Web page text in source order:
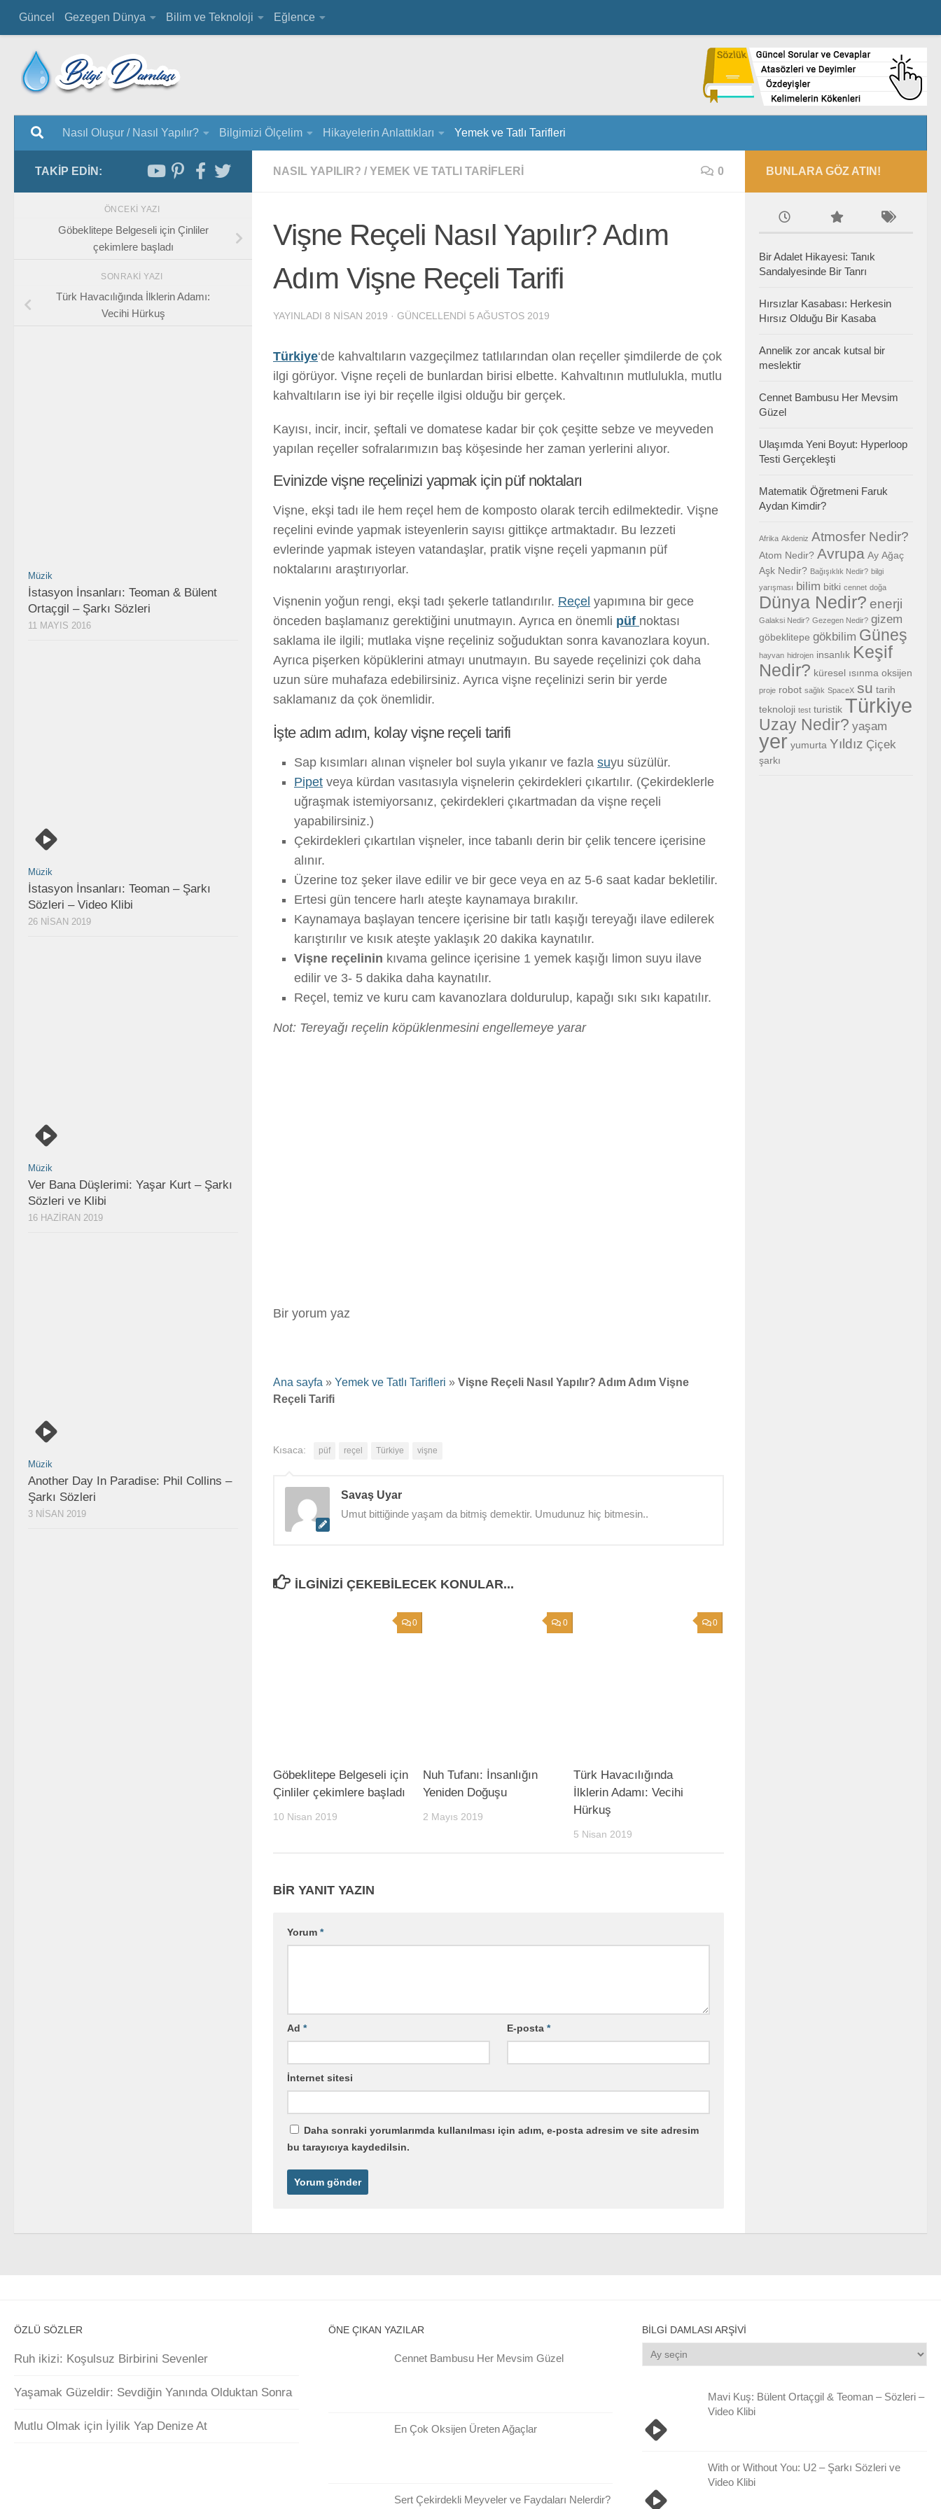
Güncel Gezegen Dünya Bilim ve Teknoloji Eğlence
Nasıl Oluşur / Nasıl Yapılır? Bilgimizi Ölçelim Hikayelerin Anlattıkları Yemek ve Tatlı Tarifleri
NASIL YAPILIR? / YEMEK VE TATLI TARIFLERI 0
Vişne Reçeli Nasıl Yapılır? Adım
Adım Vişne Reçeli Tarifi
YAYINLADI 8 NISAN 2019 · GÜNCELLENDI 5 AĞUSTOS 2019
Türkiye‘de kahvaltıların vazgeçilmez tatlılarından olan reçeller şimdilerde de çok
ilgi görüyor. Vişne reçeli de bunlardan birisi elbette. Kahvaltının mutlulukla, mutlu
kahvaltıların ise iyi bir reçelle ilgisi olduğu bir gerçek.
Kayısı, incir, incir, şeftali ve domatese kadar bir çok çeşitte sebze ve meyveden
yapılan reçeller sofralarımızın baş köşesinde her zaman yerlerini alıyor.
Evinizde vişne reçelinizi yapmak için püf noktaları
Vişne, ekşi tadı ile hem reçel hem de komposto olarak tercih edilmektedir. Vişne
reçelini evinde yapmak isteyenlerin sayısı gittikçe artmaktadır. Bu lezzeti
evlerinde yapmak isteyen vatandaşlar, pratik vişne reçeli yapmanın püf
noktalarını araştırıyorlar.
Vişnenin yoğun rengi, ekşi tadı şekerle tatlandırılır. Reçel yapımına bir gece
önceden başlamanız gerektiğini unutmayın. Ayrıca en önemli püf noktası
saklama ile ilgili; mutlaka vişne reçeliniz soğuduktan sonra kavanozlara koyun.
Ayrıca pişerken köpüklerini atmayı unutmayın. Bu sayede reçelinizi çok daha
uzun süre muhafaza edebilirsiniz. Ayrıca vişne reçelinizi serin bir yerde
saklamanız da çok önemlidir.
İşte adım adım, kolay vişne reçeli tarifi
Sap kısımları alınan vişneler bol suyla yıkanır ve fazla suyu süzülür.
Pipet veya kürdan vasıtasıyla vişnelerin çekirdekleri çıkartılır. (Çekirdeklerle
uğraşmak istemiyorsanız, çekirdekleri çıkartmadan da vişne reçeli
yapabilirsiniz.)
Çekirdekleri çıkartılan vişneler, ince tabanlı derin bir çelik tencere içerisine
alınır.
Üzerine toz şeker ilave edilir ve bir gece veya en az 5-6 saat kadar bekletilir.
Ertesi gün tencere harlı ateşte kaynamaya bırakılır.
Kaynamaya başlayan tencere içerisine bir tatlı kaşığı tereyağı ilave edilerek
karıştırılır ve kısık ateşte yaklaşık 20 dakika kaynatılır.
Vişne reçelinin kıvama gelince içerisine 1 yemek kaşığı limon suyu ilave
edilir ve 3- 5 dakika daha kaynatılır.
Reçel, temiz ve kuru cam kavanozlara doldurulup, kapağı sıkı sıkı kapatılır.
Not: Tereyağı reçelin köpüklenmesini engellemeye yarar
Bir yorum yaz
Ana sayfa » Yemek ve Tatlı Tarifleri » Vişne Reçeli Nasıl Yapılır? Adım Adım Vişne
Reçeli Tarifi
Kısaca: püf reçel Türkiye vişne
Savaş Uyar
Umut bittiğinde yaşam da bitmiş demektir. Umudunuz hiç bitmesin..
İLGINIZI ÇEKEBILECEK KONULAR...
0
Göbeklitepe Belgeseli için
Çinliler çekimlere başladı
10 Nisan 2019
0
Nuh Tufanı: İnsanlığın
Yeniden Doğuşu
2 Mayıs 2019
0
Türk Havacılığında
İlklerin Adamı: Vecihi
Hürkuş
5 Nisan 2019
BIR YANIT YAZIN
Yorum *
Ad * E-posta*
İnternet sitesi
Daha sonraki yorumlarımda kullanılması için adım, e-posta adresim ve site adresim
bu tarayıcıya kaydedilsin.
TAKIP EDIN:
ÖNCEKI YAZI
Göbeklitepe Belgeseli için Çinliler
çekimlere başladı
SONRAKI YAZI
Türk Havacılığında İlklerin Adamı:
Vecihi Hürkuş
Müzik
İstasyon İnsanları: Teoman & Bülent
Ortaçgil – Şarkı Sözleri
11 MAYIS 2016
Müzik
İstasyon İnsanları: Teoman – Şarkı
Sözleri – Video Klibi
26 NISAN 2019
Müzik
Ver Bana Düşlerimi: Yaşar Kurt – Şarkı
Sözleri ve Klibi
16 HAZIRAN 2019
Müzik
Another Day In Paradise: Phil Collins –
Şarkı Sözleri
3 NISAN 2019
BUNLARA GÖZ ATIN!
Bir Adalet Hikayesi: Tanık
Sandalyesinde Bir Tanrı
Hırsızlar Kasabası: Herkesin
Hırsız Olduğu Bir Kasaba
Annelik zor ancak kutsal bir
meslektir
Cennet Bambusu Her Mevsim
Güzel
Ulaşımda Yeni Boyut: Hyperloop
Testi Gerçekleşti
Matematik Öğretmeni Faruk
Aydan Kimdir?
Afrika Akdeniz Atmosfer Nedir?
Atom Nedir? Avrupa Ay Ağaç
Aşk Nedir? Bağışıklık Nedir? bilgi
yarışması bilim bitki cennet doğa
Dünya Nedir? enerji
Galaksi Nedir? Gezegen Nedir? gizem
göbeklitepe gökbilim Güneş
hayvan hidrojen insanlık Keşif
Nedir? küresel ısınma oksijen
proje robot sağlık SpaceX su tarih
teknoloji test turistik Türkiye
Uzay Nedir? yaşam
yer yumurta Yıldız Çiçek
şarkı
ÖZLÜ SÖZLER
Ruh ikizi: Koşulsuz Birbirini Sevenler
Yaşamak Güzeldir: Sevdiğin Yanında Olduktan Sonra
Mutlu Olmak için İyilik Yap Denize At
ÖNE ÇIKAN YAZILAR
Cennet Bambusu Her Mevsim Güzel
En Çok Oksijen Üreten Ağaçlar
Sert Çekirdekli Meyveler ve Faydaları Nelerdir?
BILGI DAMLASI ARŞIVI
Bilgi
Damlası
Mavi Kuş: Bülent Ortaçgil & Teoman – Sözleri –
Video Klibi
With or Without You: U2 – Şarkı Sözleri ve
Video Klibi